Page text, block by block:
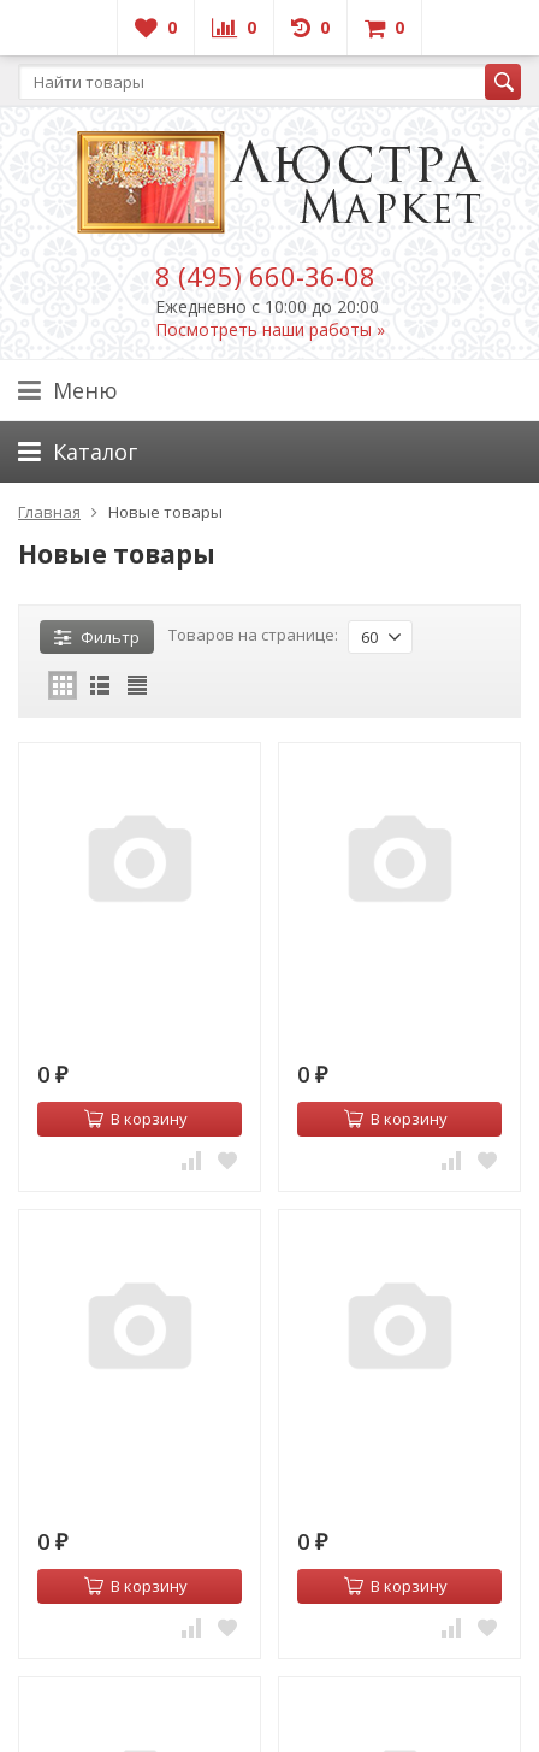
0 0 0 0
8 (495) 660-36-08
Ежедневно c 10:00 до 20:00
Посмотреть наши работы »
Меню
Каталог
Главная Новые товары
Новые товары
Фильтр Товаров на странице: 60
0 ₽
В корзину
0 ₽
В корзину
0 ₽
В корзину
0 ₽
В корзину